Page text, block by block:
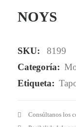
NOYS
SKU:
8199
Categoría:
Etiqueta:
Consúltanos los